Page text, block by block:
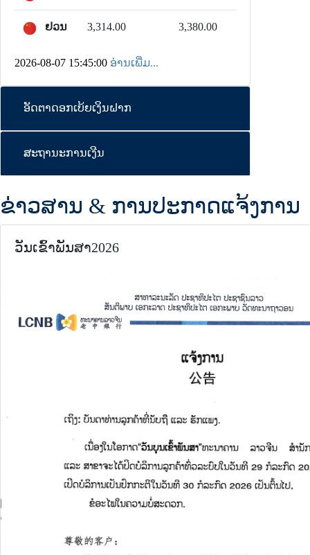
ຢວນ 3,314.00 3,380.00
2026-08-07 15:45:00 ອ່ານເພີ່ມ...
ອັດຕາດອກເບ້ຍເງິນຝາກ
ສະຖານະການເງີນ
ຂ່າວສານ & ການປະກາດແຈ້ງການ
ວັນເຂົ້າພັນສາ2026